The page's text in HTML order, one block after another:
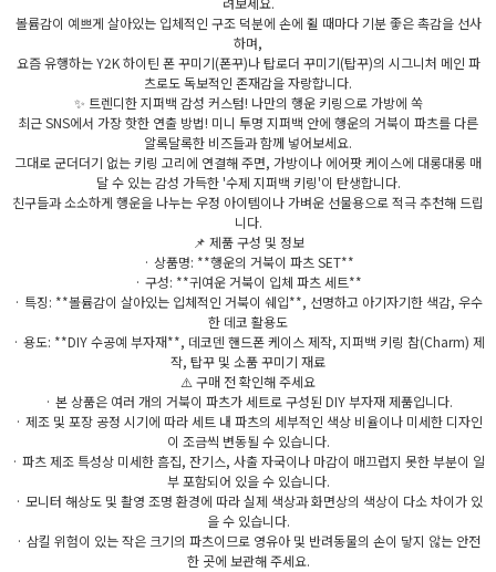
볼륨감이 예쁘게 살아있는 입체적인 구조 덕분에 손에 쥘 때마다 기분 좋은 촉감을 선사
하며,
요즘 유행하는 Y2K 하이틴 폰 꾸미기(폰꾸)나 탑로더 꾸미기(탑꾸)의 시그니처 메인 파
츠로도 독보적인 존재감을 자랑합니다.
✨ 트렌디한 지퍼백 감성 커스텀! 나만의 행운 키링으로 가방에 쏙
최근 SNS에서 가장 핫한 연출 방법! 미니 투명 지퍼백 안에 행운의 거북이 파츠를 다른
알록달록한 비즈들과 함께 넣어보세요.
그대로 군더더기 없는 키링 고리에 연결해 주면, 가방이나 에어팟 케이스에 대롱대롱 매
달 수 있는 감성 가득한 '수제 지퍼백 키링'이 탄생합니다.
친구들과 소소하게 행운을 나누는 우정 아이템이나 가벼운 선물용으로 적극 추천해 드립
니다.
📌 제품 구성 및 정보
· 상품명: **행운의 거북이 파츠 SET**
· 구성: **귀여운 거북이 입체 파츠 세트**
· 특징: **볼륨감이 살아있는 입체적인 거북이 쉐입**, 선명하고 아기자기한 색감, 우수
한 데코 활용도
· 용도: **DIY 수공예 부자재**, 데코덴 핸드폰 케이스 제작, 지퍼백 키링 참(Charm) 제
작, 탑꾸 및 소품 꾸미기 재료
⚠️ 구매 전 확인해 주세요
· 본 상품은 여러 개의 거북이 파츠가 세트로 구성된 DIY 부자재 제품입니다.
· 제조 및 포장 공정 시기에 따라 세트 내 파츠의 세부적인 색상 비율이나 미세한 디자인
이 조금씩 변동될 수 있습니다.
· 파츠 제조 특성상 미세한 흠집, 잔기스, 사출 자국이나 마감이 매끄럽지 못한 부분이 일
부 포함되어 있을 수 있습니다.
· 모니터 해상도 및 촬영 조명 환경에 따라 실제 색상과 화면상의 색상이 다소 차이가 있
을 수 있습니다.
· 삼킬 위험이 있는 작은 크기의 파츠이므로 영유아 및 반려동물의 손이 닿지 않는 안전
한 곳에 보관해 주세요.